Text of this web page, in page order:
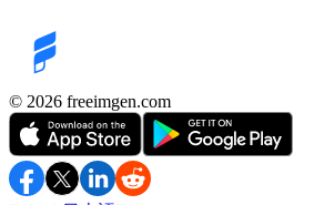
©️ 2026 freeimgen.com